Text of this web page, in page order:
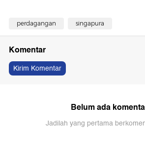
perdagangan singapura
Komentar
Kirim Komentar
Belum ada
Jadilah yang pertama